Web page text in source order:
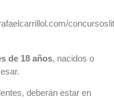
de 18 años, nacidos o
deberán estar en